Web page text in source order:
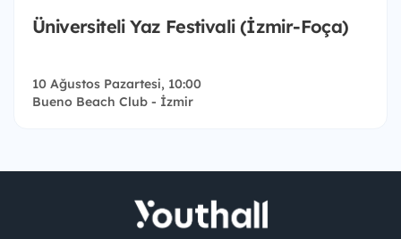
Üniversiteli Yaz Festivali (İzmir-Foça)
10 Ağustos Pazartesi, 10:00
Bueno Beach Club - İzmir